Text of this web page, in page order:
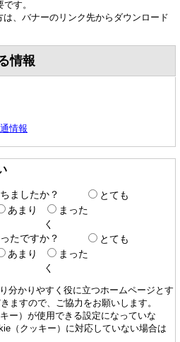
です。
、バナーのリンク先からダウンロード
情報
情報
ましたか？
とても
あまり
まった
く
たですか？
とても
あまり
まった
く
分かりやすく役に立つホームページとす
ますので、ご協力をお願いします。
ー）が使用できる設定になっていな
（クッキー）に対応していない場合は